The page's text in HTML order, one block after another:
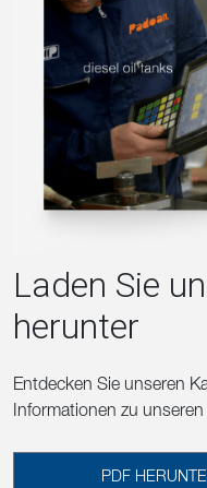
Laden Sie
herunter
Entdecken Sie unseren
Informationen zu
PDF